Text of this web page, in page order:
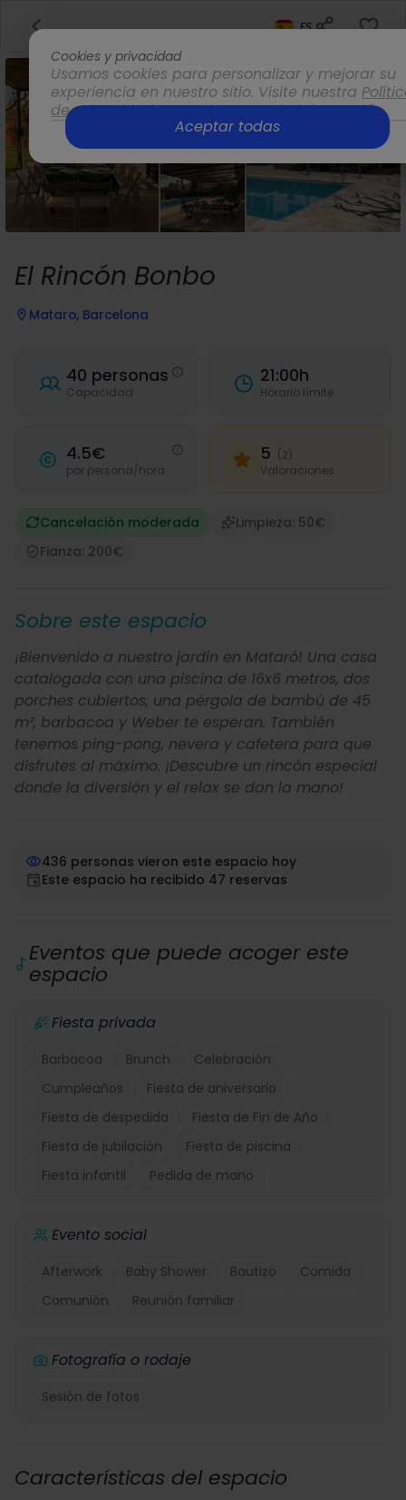
ES
El Rincón Bonbo
Mataro, Barcelona
40 personas
Capacidad
21:00h
Horario límite
4.5€
por persona/hora
5 (2)
Valoraciones
Cancelación moderada
Limpieza: 50€
Fianza: 200€
Sobre este espacio
¡Bienvenido a nuestro jardín en Mataró! Una casa
catalogada con una piscina de 16x6 metros, dos
porches cubiertos, una pérgola de bambú de 45
m², barbacoa y Weber te esperan. También
tenemos ping-pong, nevera y cafetera para que
disfrutes al máximo. ¡Descubre un rincón especial
donde la diversión y el relax se dan la mano!
436 personas vieron este espacio hoy
Este espacio ha recibido 47 reservas
Eventos que puede acoger este
espacio
Fiesta privada
Barbacoa Brunch
Celebración
Cumpleaños
Fiesta de aniversario
Fiesta de despedida
Fiesta de Fin de Año
Fiesta de jubilación
Fiesta de piscina
Fiesta infantil
Pedida de mano
Evento social
Afterwork Baby Shower Bautizo
Comida
Comunión
Reunión familiar
Fotografía o rodaje
Sesión de fotos
Características del espacio
Cookies y privacidad
Usamos cookies para personalizar y mejorar su
experiencia en nuestro sitio. Visite nuestra
de privacidadpara obtener más información.
Opciones
Aceptar todas